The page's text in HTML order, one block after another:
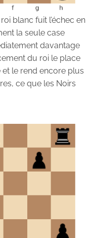
blanc fuit l’échec en
la seule case
davantage
du roi le place
le rend encore plus
ce que les Noirs